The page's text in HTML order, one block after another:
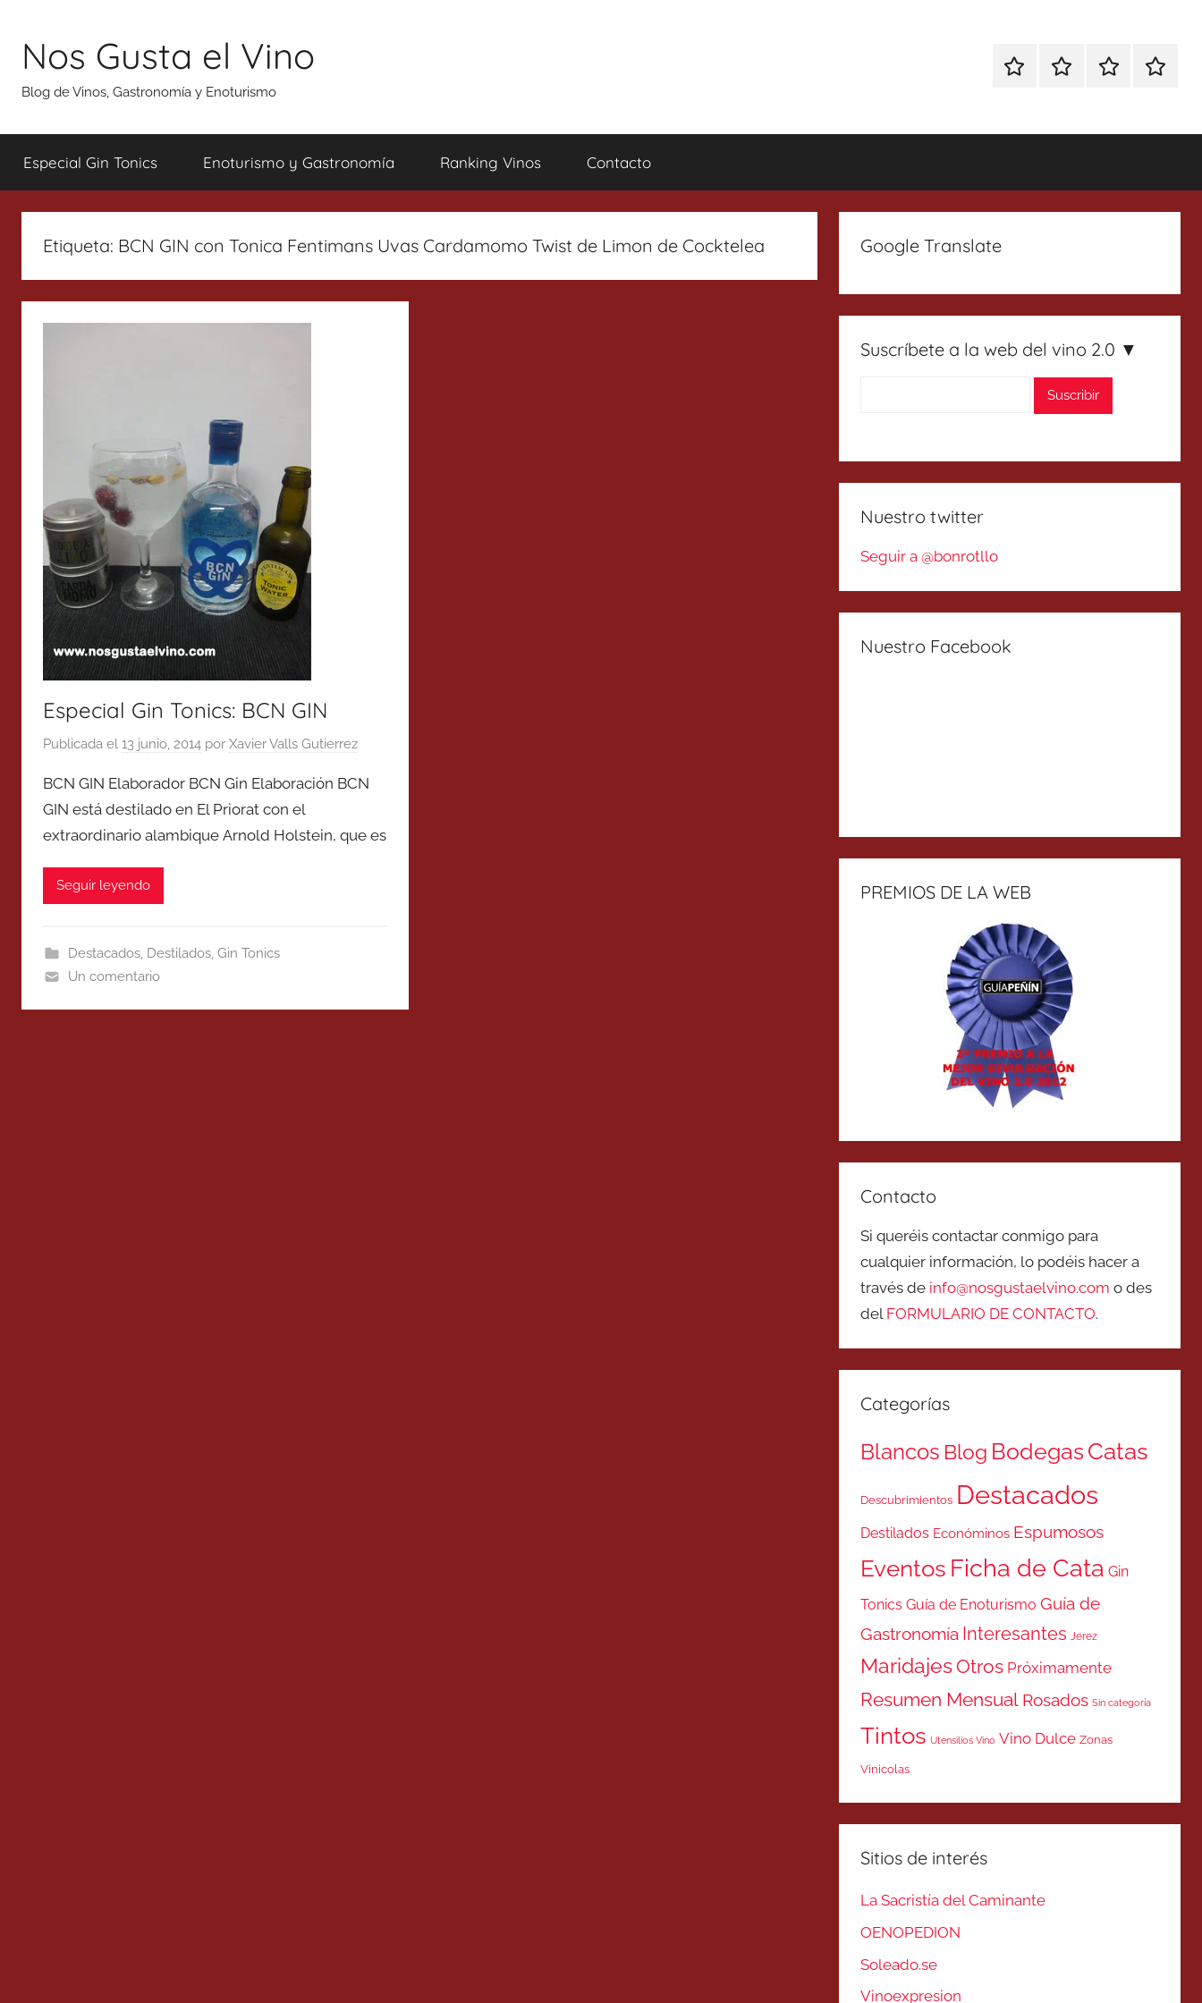
contenido
Nos Gusta el Vino
Blog de Vinos, Gastronomía y Enoturismo
EspecialEnoturismoRanking
Especial Gin Tonics Enoturismo y Gastronomía Ranking Vinos Contacto
Etiqueta: BCN GIN con Tonica Fentimans Uvas Cardamomo Twist de Limon de Cocktelea
Especial Gin Tonics: BCN GIN
Publicada el 13 junio, 2014 por Xavier Valls Gutierrez
BCN GIN Elaborador BCN Gin Elaboración BCN
GIN está destilado en El Priorat con el
extraordinario alambique Arnold Holstein, que es
Seguir leyendo
Destacados, Destilados, Gin Tonics
Un comentario
Google Translate
Suscríbete a la web del vino 2.0 ▼
Nuestro twitter
Seguir a @bonrotllo
Nuestro Facebook
PREMIOS DE LA WEB
Contacto
Si queréis contactar conmigo para
cualquier información, lo podéis hacer a
través de info@nosgustaelvino.com o des
del FORMULARIO DE CONTACTO.
Categorías
Blancos Blog BodegasCatas
Descubrimientos Destacados
Destilados Económinos Espumosos
Eventos Ficha de Cata Gin
Tonics Guía de Enoturismo Guía de
Gastronomía Interesantes Jerez
MaridajesOtros Próximamente
Resumen Mensual Rosados Sin categoría
Tintos Utensilios Vino Vino Dulce Zonas
Vinicolas
Sitios de interés
La Sacristía del Caminante
OENOPEDION
Soleado.se
Vinoexpresion